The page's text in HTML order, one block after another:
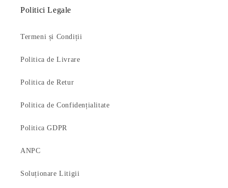
Politici Legale
Termeni și Condiții
Politica de Livrare
Politica de Retur
Politica de Confidențialitate
Politica GDPR
ANPC
Soluționare Litigii